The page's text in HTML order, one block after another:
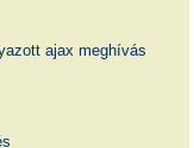
ajax meghívás